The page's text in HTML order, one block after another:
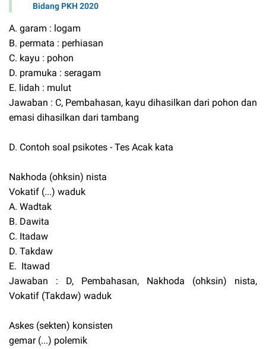
Bidang PKH 2020
A. garam : logam
B. permata : perhiasan
C. kayu : pohon
D. pramuka : seragam
E. lidah : mulut
Jawaban : C, Pembahasan, kayu dihasilkan dari pohon dan
emasi dihasilkan dari tambang
D. Contoh soal psikotes - Tes Acak kata
Nakhoda (ohksin) nista
Vokatif (...) waduk
A. Wadtak
B. Dawita
C. Itadaw
D. Takdaw
E. Itawad
Jawaban : D, Pembahasan, Nakhoda (ohksin) nista,
Vokatif (Takdaw) waduk
Askes (sekten) konsisten
gemar (...) polemik